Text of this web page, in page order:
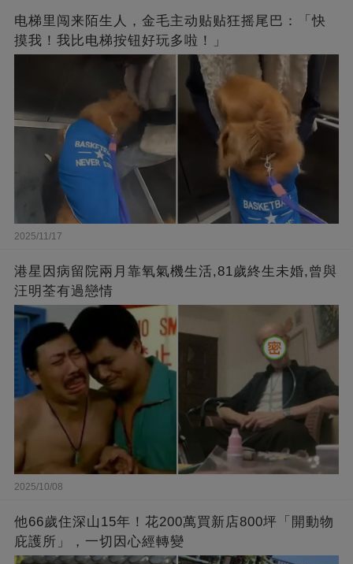
电梯里闯来陌生人，金毛主动贴贴狂摇尾巴：「快
摸我！我比电梯按钮好玩多啦！」
2025/11/17
港星因病留院兩月靠氧氣機生活,81歲終生未婚,曾與
汪明荃有過戀情
2025/10/08
他66歲住深山15年！花200萬買新店800坪「開動物
庇護所」，一切因心經轉變